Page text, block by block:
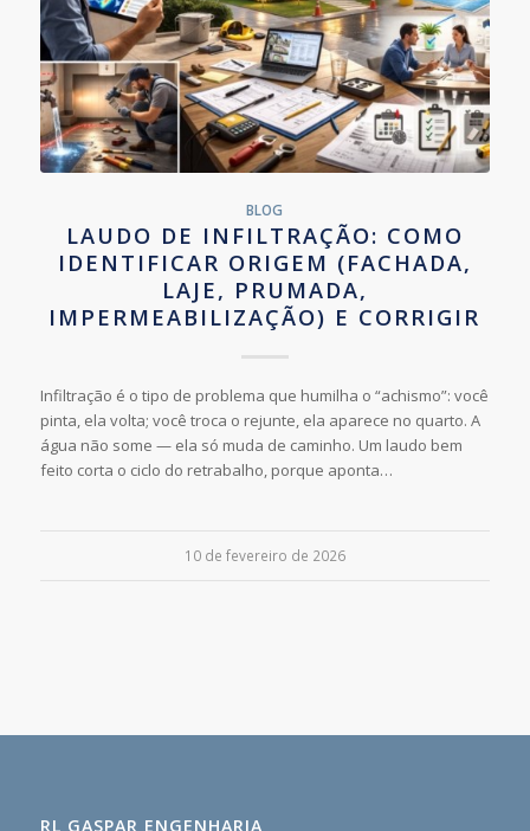
BLOG
LAUDO DE INFILTRAÇÃO: COMO
IDENTIFICAR ORIGEM (FACHADA,
LAJE, PRUMADA,
IMPERMEABILIZAÇÃO) E CORRIGIR
Infiltração é o tipo de problema que humilha o “achismo”: você
pinta, ela volta; você troca o rejunte, ela aparece no quarto. A
água não some — ela só muda de caminho. Um laudo bem
feito corta o ciclo do retrabalho, porque aponta…
10 de fevereiro de 2026
RL GASPAR ENGENHARIA